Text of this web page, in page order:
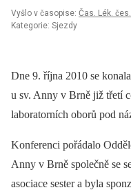
Vyšlo v časopise: Čas. Lék.
Kategorie: Sjezdy
Dne 9. října 2010 se
u sv. Anny v Brně již třetí
laboratorních oborů pod
Konferenci pořádalo
Anny v Brně společně se
asociace sester a byla